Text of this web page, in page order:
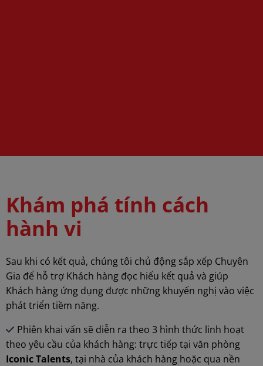
Khám phá tính cách
hành vi
Sau khi có kết quả, chúng tôi chủ động sắp xếp Chuyên
Gia để hỗ trợ Khách hàng đọc hiểu kết quả và giúp
Khách hàng ứng dụng được những khuyến nghị vào việc
phát triển tiềm năng.
Phiên khai vấn sẽ diễn ra theo 3 hình thức linh hoạt
theo yêu cầu của khách hàng: trực tiếp tại văn phòng
Iconic Talents, tại nhà của khách hàng hoặc qua nền